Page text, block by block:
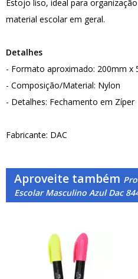
Estojo liso, ideal para
material escolar em geral.
Detalhes
- Formato aproximado: 200mm x
- Composição/Material: Nylon
- Detalhes: Fechamento em Zíper
Fabricante: DAC
Aproveite também
Escolar Masculino Azul Dac